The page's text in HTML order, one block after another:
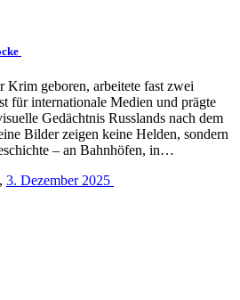
Krim geboren, arbeitete fast zwei
für internationale Medien und prägte
Gedächtnis Russlands nach dem
Bilder zeigen keine Helden, sondern
– an Bahnhöfen, in…
, 3. Dezember 2025